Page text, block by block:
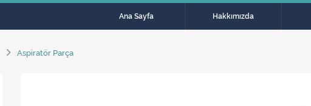
Ana Sayfa Hakkımızda
Aspiratör Parça